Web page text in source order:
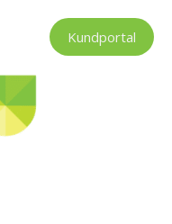
Kundportal